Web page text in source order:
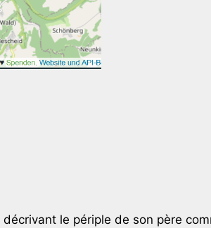
décrivant le périple de son père